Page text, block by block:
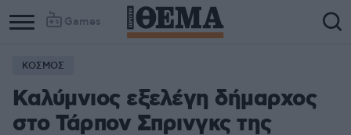
Games
ΚΟΣΜΟΣ
Καλύμνιος εξελέγη δήμαρχος
στο Τάρπον Σπρινγκς της